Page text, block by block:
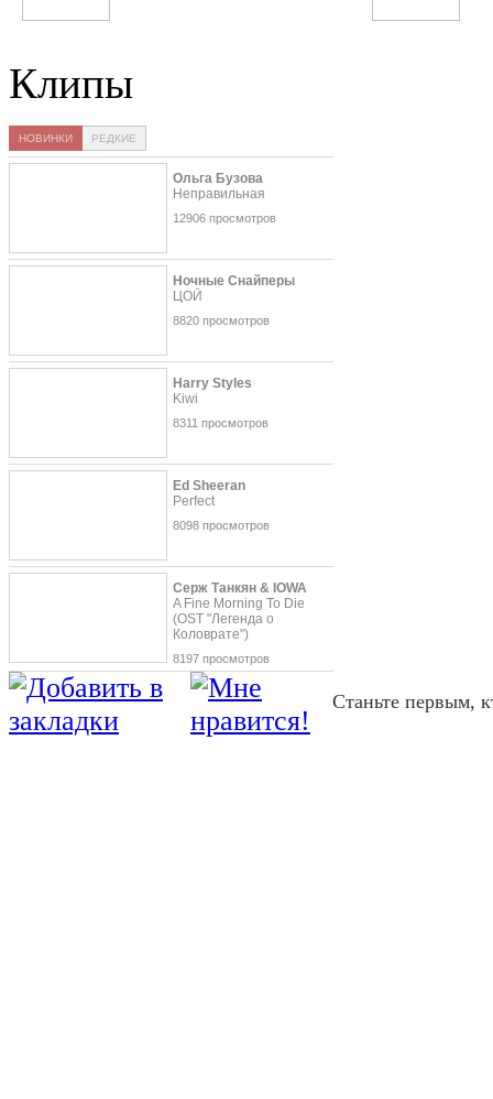
Клипы
НОВИНКИ РЕДКИЕ
Ольга Бузова
Неправильная
12906 просмотров
Ночные Снайперы
ЦОЙ
8820 просмотров
Harry Styles
Kiwi
8311 просмотров
Ed Sheeran
Perfect
8098 просмотров
Серж Танкян & IOWA
A Fine Morning To Die
(OST "Легенда о
Коловрате")
8197 просмотров
Станьте первым,